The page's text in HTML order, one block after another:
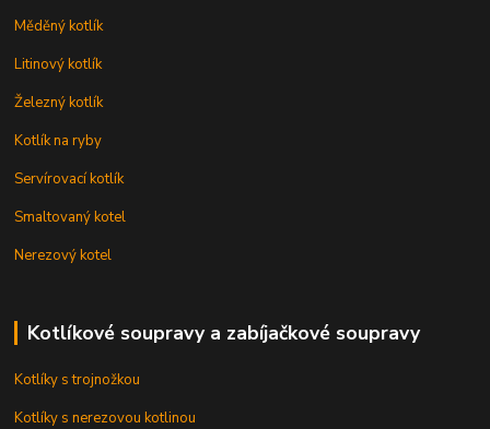
Měděný kotlík
Litinový kotlík
Železný kotlík
Kotlík na ryby
Servírovací kotlík
Smaltovaný kotel
Nerezový kotel
Kotlíkové soupravy a zabíjačkové soupravy
Kotlíky s trojnožkou
Kotlíky s nerezovou kotlinou